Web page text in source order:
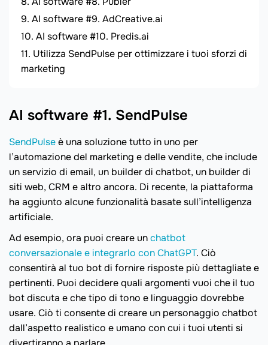
AI software #9. AdCreative.ai
AI software #10. Predis.ai
Utilizza SendPulse per ottimizzare i tuoi sforzi di
marketing
AI software #1. SendPulse
SendPulseè una soluzione tutto in uno per
l’automazione del marketing e delle vendite, che include
un servizio di email, un builder di chatbot, un builder di
siti web, CRM e altro ancora. Di recente, la piattaforma
ha aggiunto alcune funzionalità basate sull’intelligenza
artificiale.
Ad esempio, ora puoi creare unchatbot
conversazionale e integrarlo con ChatGPT. Ciò
consentirà al tuo bot di fornire risposte più dettagliate e
pertinenti. Puoi decidere quali argomenti vuoi che il tuo
bot discuta e che tipo di tono e linguaggio dovrebbe
usare. Ciò ti consente di creare un personaggio chatbot
dall’aspetto realistico e umano con cui i tuoi utenti si